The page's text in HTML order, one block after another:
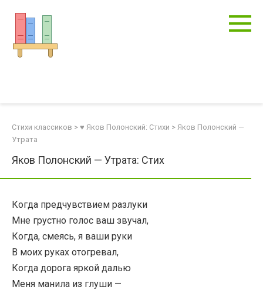
контенту
Стихи классиков > ♥ Яков Полонский: Стихи > Яков Полонский —
Утрата
Яков Полонский — Утрата: Стих
Когда предчувствием разлуки
Мне грустно голос ваш звучал,
Когда, смеясь, я ваши руки
В моих руках отогревал,
Когда дорога яркой далью
Меня манила из глуши —